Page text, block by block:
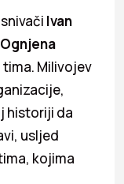
Ivan
Ognjena
Milivojev
historiji da
usljed
kojima